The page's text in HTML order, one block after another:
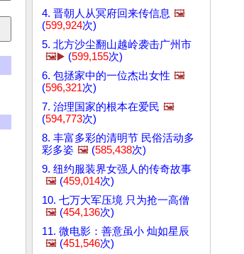
4. 晋朝人从冥府回来传信息 🖼️
(599,924次)
5. 北方沙尘翻山越岭袭击广州市
🖼️▶️ (599,155次)
6. 包拯家中的一位杰出女性 🖼️
(596,321次)
7. 治理国家的根本在爱民 🖼️
(594,773次)
8. 丰富多彩的清明节 民俗活动多
彩多姿 🖼️ (585,438次)
9. 纽约服装界女强人的传奇故事
🖼️ (459,014次)
10. 七万大军压境 只为抢一高僧
🖼️ (454,136次)
11. 微电影：善意虽小 灿如星辰
🖼️ (451,546次)